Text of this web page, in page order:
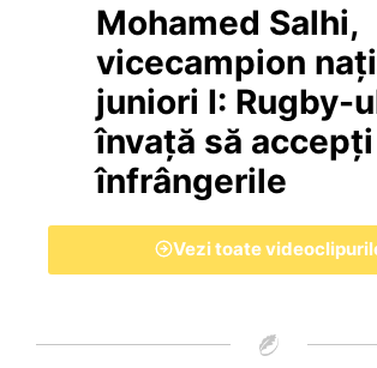
Mohamed Salhi,
vicecampion
juniori I: Rugby-
învață să
înfrângerile
Vezi toate